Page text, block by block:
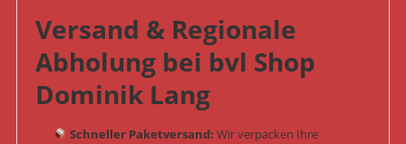
Versand & Regionale
Abholung bei bvl Shop
Dominik Lang
Schneller Paketversand: Wir verpacken Ihre